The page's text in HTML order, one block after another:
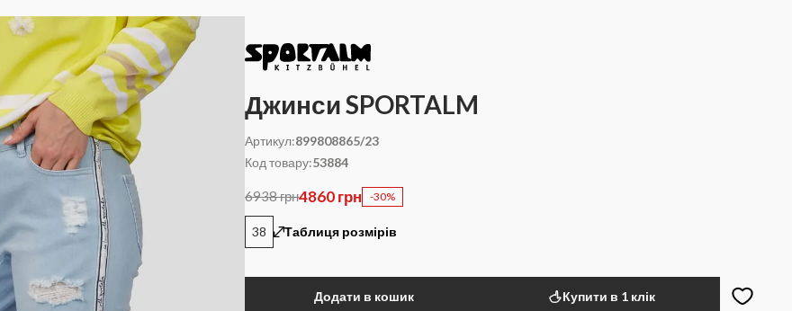
Джинси SPORTALM
Артикул:899808865/23
Код товару:53884
6938 грн4860 грн -30%
38 Таблиця розмірів
Додати в кошик Купити в 1 клік